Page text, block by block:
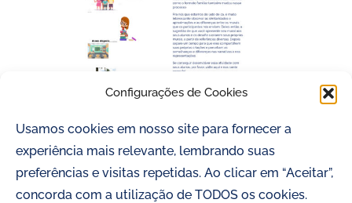
Configurações de Cookies
Usamos cookies em nosso site para fornecer a
experiência mais relevante, lembrando suas
preferências e visitas repetidas. Ao clicar em “Aceitar”,
concorda com a utilização de TODOS os cookies.
COLAGEM ILUSTRAÇÃO MURAL DE PISTAS